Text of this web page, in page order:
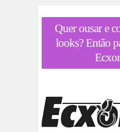
Quer ousar e
looks? Então